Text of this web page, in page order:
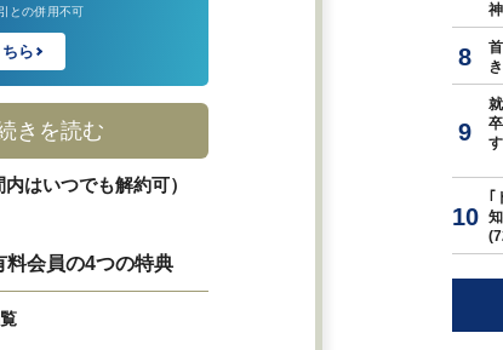
との併用不可
ら
きを読む
はいつでも解約可）
料会員の4つの特典
｢